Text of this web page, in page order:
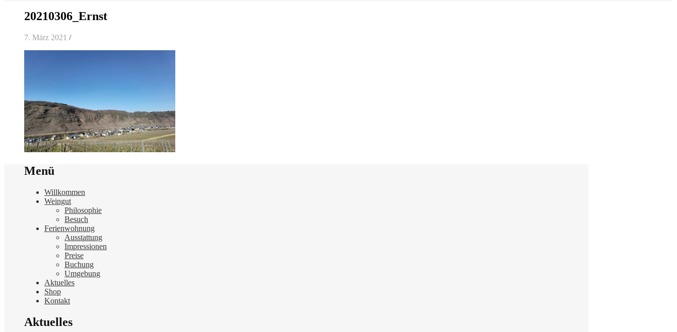
20210306_Ernst
7. März 2021 /
Menü
Willkommen
Weingut
Philosophie
Besuch
Ferienwohnung
Ausstattung
Impressionen
Preise
Buchung
Umgebung
Aktuelles
Shop
Kontakt
Aktuelles